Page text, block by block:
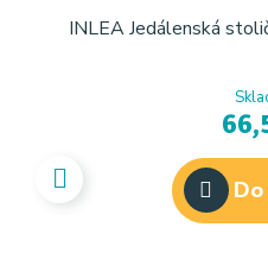
INLEA Jedálenská